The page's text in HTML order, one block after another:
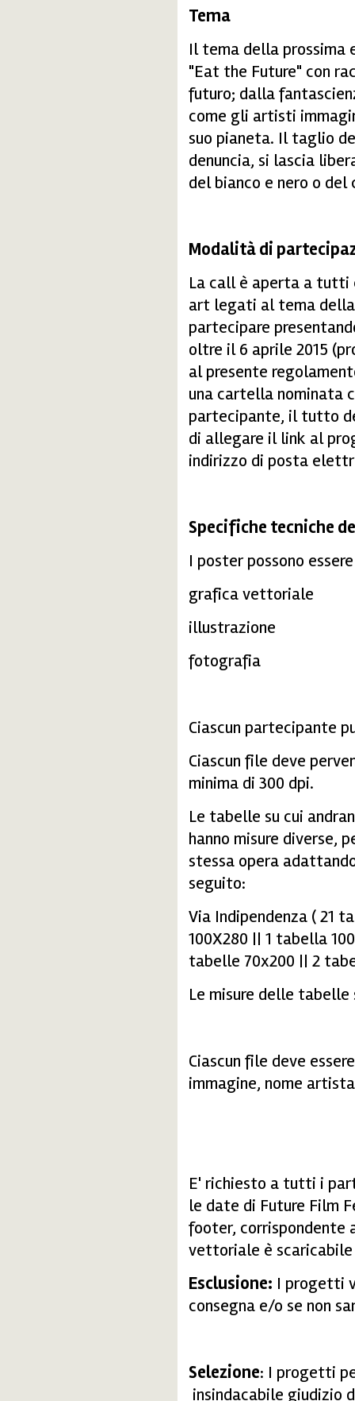
Tema
Il tema della prossima
"Eat the Future" con
futuro; dalla
come gli artisti
suo pianeta. Il taglio
denuncia, si lascia
del bianco e nero o del
Modalità di
La call è aperta a tutti
art legati al tema della
partecipare
oltre il 6 aprile 2015
al presente
una cartella nominata
partecipante, il tutto
di allegare il link al
indirizzo di posta
Specifiche tecniche
I poster possono
grafica vettoriale
illustrazione
fotografia
Ciascun partecipante
Ciascun file deve
minima di 300 dpi.
Le tabelle su cui
hanno misure diverse,
stessa opera
seguito:
Via Indipendenza ( 21
100X280 || 1 tabella
tabelle 70x200 || 2
Le misure delle
Ciascun file deve
immagine, nome
E' richiesto a tutti i
le date di Future Film
footer, corrispondente
vettoriale è
Esclusione: I progetti
consegna e/o se non
Selezione: I progetti
insindacabile giudizio